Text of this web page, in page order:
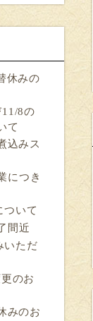
休みの
8の
て
込みス
につき
ついて
間近
いただ
のお
みのお